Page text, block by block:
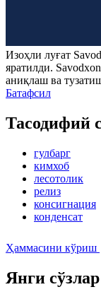
Изоҳли луғат
яратилди. Savodxon
аниқлаш ва
Батафсил
Тасодифий
гулбарг
кимхоб
лесотолик
релиз
консигнация
конденсат
Ҳаммасини кўриш
Янги сўзлар